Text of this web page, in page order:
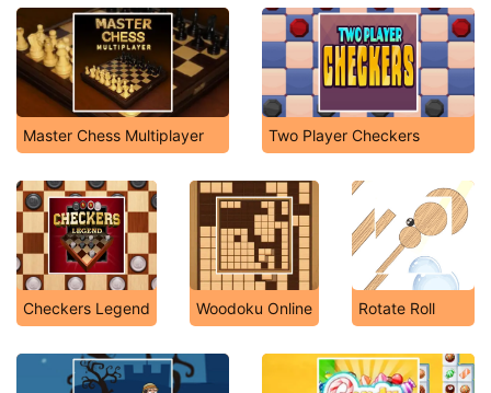
Master Chess Multiplayer Two Player Checkers
Checkers Legend Woodoku Online Rotate Roll